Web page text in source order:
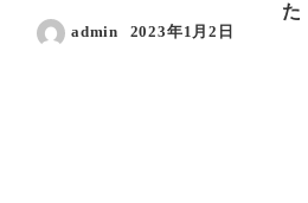
admin 2023年1月2日
た